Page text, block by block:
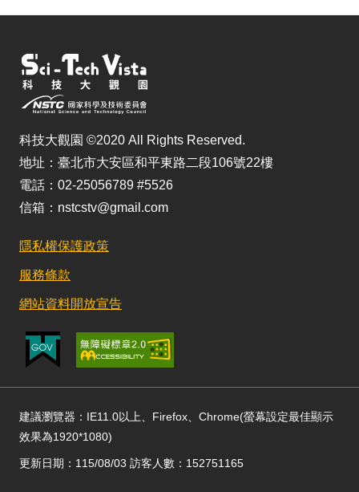
科技大觀園 ©2020 All Rights Reserved.
地址：臺北市大安區和平東路二段106號22樓
電話：02-25056789 #5526
信箱：nstcstv@gmail.com
隱私權保護政策
服務條款
網站資料開放宣告
建議瀏覽器：IE11.0以上、Firefox、Chrome(螢幕設定最佳顯示
效果為1920*1080)
更新日期：115/08/03 訪客人數：152751165